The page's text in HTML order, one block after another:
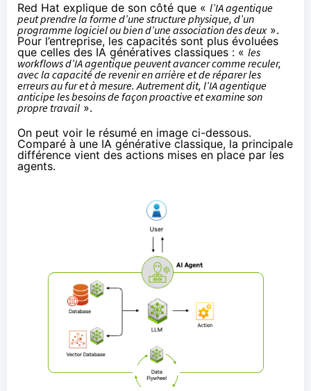
Red Hat explique de son côté que « l’IA agentique
peut prendre la forme d’une structure physique, d’un
programme logiciel ou bien d’une association des deux».
Pour l’entreprise, les capacités sont plus évoluées
que celles des IA génératives classiques : « les
workflows d’IA agentique peuvent avancer comme reculer,
avec la capacité de revenir en arrière et de réparer les
erreurs au fur et à mesure. Autrement dit, l’IA agentique
anticipe les besoins de façon proactive et examine son
propre travail ».
On peut voir le résumé en image ci-dessous.
Comparé à une IA générative classique, la principale
différence vient des actions mises en place par les
agents.